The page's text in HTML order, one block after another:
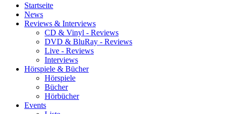
Startseite
News
Reviews & Interviews
CD & Vinyl - Reviews
DVD & BluRay - Reviews
Live - Reviews
Interviews
Hörspiele & Bücher
Hörspiele
Bücher
Hörbücher
Events